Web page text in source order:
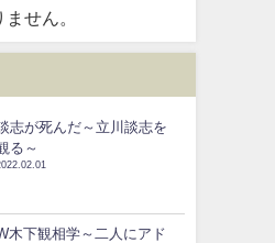
せん。
志が死んだ～立川談志を
る～
木下観相学～二人にアド